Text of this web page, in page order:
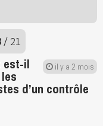
/ 21
il y a 2 mois
est-il
d’un contrôle